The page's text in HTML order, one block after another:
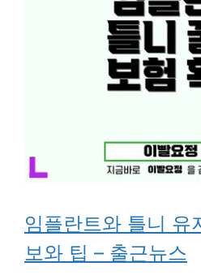
임플란트와 틀니 유
보와 팁 – 출근뉴스